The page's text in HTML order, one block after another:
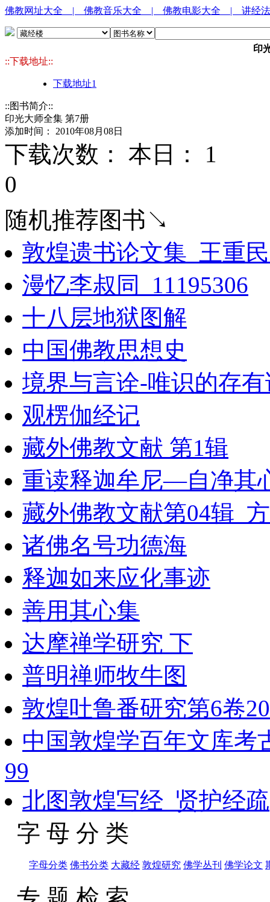
佛教网址大全 | 佛教音乐大全 | 佛教电影大全 | 讲经
印
::下载地址::
下载地址1
::图书简介::
印光大师全集 第7册
添加时间： 2010年08月08日
下载次数： 本日： 1
0
随机推荐图书↘
敦煌遗书论文集_王重
漫忆李叔同_11195306
十八层地狱图解
中国佛教思想史
境界与言诠-唯识的存
观楞伽经记
藏外佛教文献 第1辑
重读释迦牟尼—自净其
藏外佛教文献第04辑_
诸佛名号功德海
释迦如来应化事迹
善用其心集
达摩禅学研究 下
普明禅师牧牛图
敦煌吐鲁番研究第6卷
中国敦煌学百年文库考
99
北图敦煌写经_贤护经疏
字 母 分 类
字母分类 佛书分类 大藏经 敦煌研究 佛学丛刊 佛学论文